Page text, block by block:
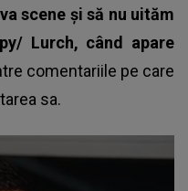
scene și să nu uităm
Lurch, când apare
comentariile pe care
sa.